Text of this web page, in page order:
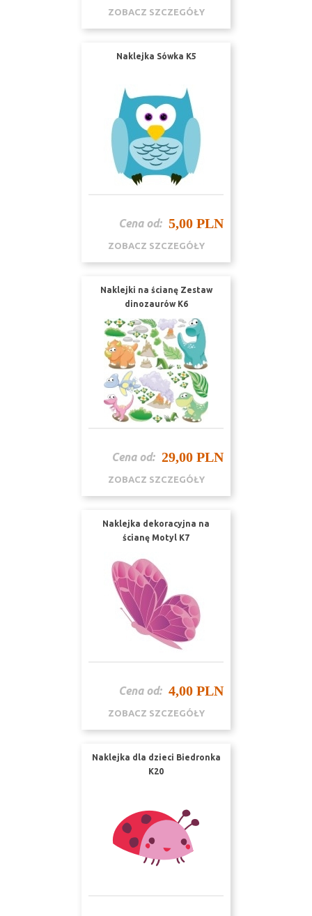
ZOBACZ SZCZEGÓŁY
Naklejka Sówka K5
Cena od: 5,00 PLN
ZOBACZ SZCZEGÓŁY
Naklejki na ścianę Zestaw
dinozaurów K6
Cena od: 29,00 PLN
ZOBACZ SZCZEGÓŁY
Naklejka dekoracyjna na
ścianę Motyl K7
Cena od: 4,00 PLN
ZOBACZ SZCZEGÓŁY
Naklejka dla dzieci Biedronka
K20